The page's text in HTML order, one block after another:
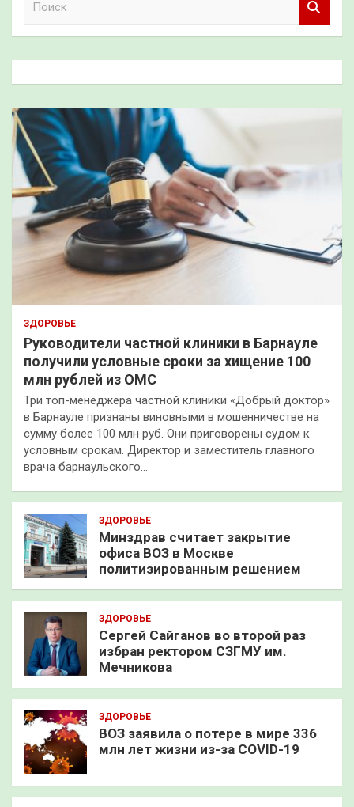
к
ЗДОРОВЬЕ
Руководители частной клиники в Барнауле
получили условные сроки за хищение 100
млн рублей из ОМС
Три топ-менеджера частной клиники «Добрый доктор»
в Барнауле признаны виновными в мошенничестве на
сумму более 100 млн руб. Они приговорены судом к
условным срокам. Директор и заместитель главного
врача барнаульского…
ЗДОРОВЬЕ
Минздрав считает закрытие
офиса ВОЗ в Москве
политизированным решением
ЗДОРОВЬЕ
Сергей Сайганов во второй раз
избран ректором СЗГМУ им.
Мечникова
ЗДОРОВЬЕ
ВОЗ заявила о потере в мире 336
млн лет жизни из-за COVID-19